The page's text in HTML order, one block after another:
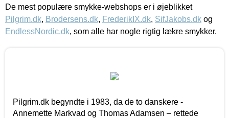
De mest populære smykke-webshops er i øjeblikket
Pilgrim.dk, Brodersens.dk, FrederikIX.dk, SifJakobs.dk og
EndlessNordic.dk, som alle har nogle rigtig lækre smykker.
Pilgrim.dk begyndte i 1983, da de to danskere -
Annemette Markvad og Thomas Adamsen – rettede